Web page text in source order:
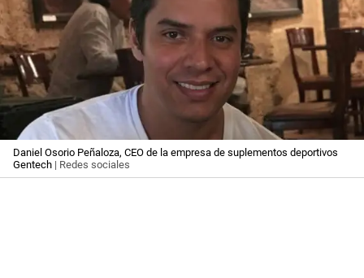
Daniel Osorio Peñaloza, CEO de la empresa de suplementos deportivos
Gentech | Redes sociales